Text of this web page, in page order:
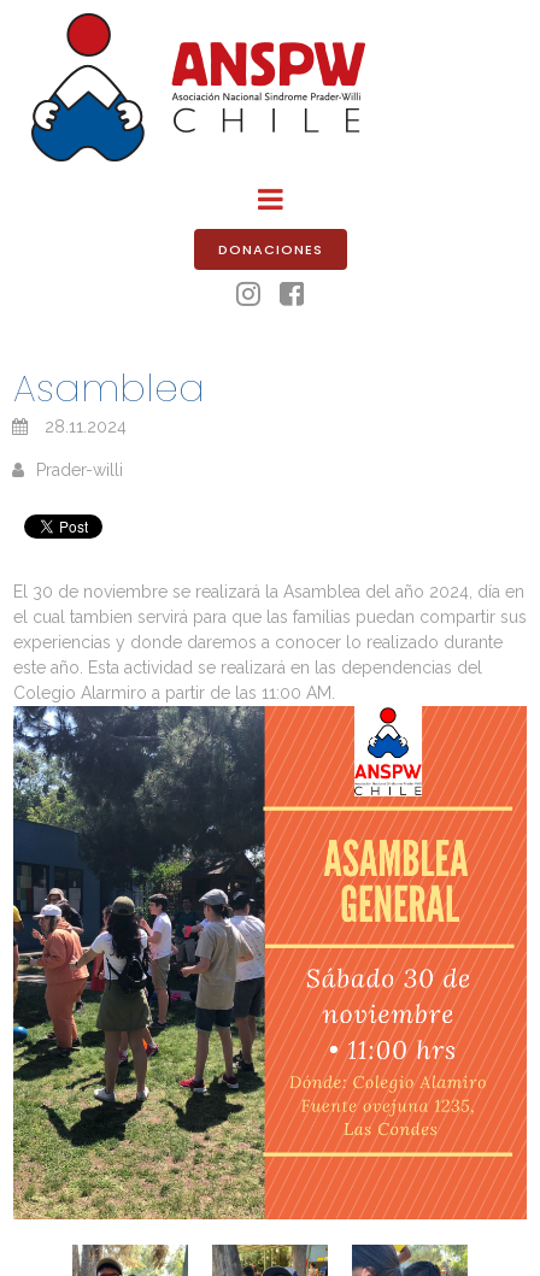
DONACIONES
 
Asamblea
28.11.2024
Prader-willi
El 30 de noviembre se realizará la Asamblea del año 2024, día en
el cual tambien servirá para que las familias puedan compartir sus
experiencias y donde daremos a conocer lo realizado durante
este año. Esta actividad se realizará en las dependencias del
Colegio Alarmiro a partir de las 11:00 AM.